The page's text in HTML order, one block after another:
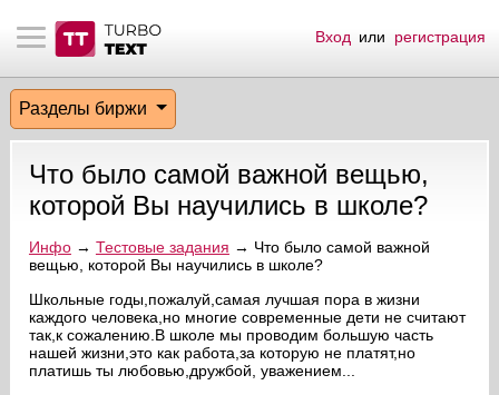
материалы
биржи
пользователи
эфир
на сайте
пользователей
сообщения
по форуму
Вход или регистрация
Разделы биржи
Что было самой важной вещью,
которой Вы научились в школе?
Инфо→ Тестовые задания → Что было самой важной
вещью, которой Вы научились в школе?
Школьные годы,пожалуй,самая лучшая пора в жизни
каждого человека,но многие современные дети не считают
так,к сожалению.В школе мы проводим большую часть
нашей жизни,это как работа,за которую не платят,но
платишь ты любовью,дружбой, уважением...